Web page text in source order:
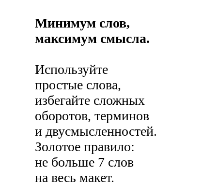
Минимум слов,
максимум смысла.
Используйте
простые слова,
избегайте сложных
оборотов, терминов
и двусмысленностей.
Золотое правило:
не больше 7 слов
на весь макет.